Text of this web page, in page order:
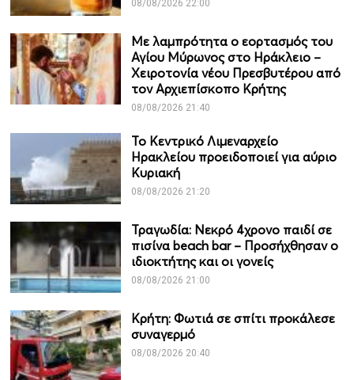
08/08/2026 22:00
Με λαμπρότητα ο εορτασμός του
Αγίου Μύρωνος στο Ηράκλειο –
Χειροτονία νέου Πρεσβυτέρου από
τον Αρχιεπίσκοπο Κρήτης
08/08/2026 21:40
Το Κεντρικό Λιμεναρχείο
Ηρακλείου προειδοποιεί για αύριο
Κυριακή
08/08/2026 21:20
Τραγωδία: Νεκρό 4χρονο παιδί σε
πισίνα beach bar – Προσήχθησαν ο
ιδιοκτήτης και οι γονείς
08/08/2026 21:00
Κρήτη: Φωτιά σε σπίτι προκάλεσε
συναγερμό
08/08/2026 20:40